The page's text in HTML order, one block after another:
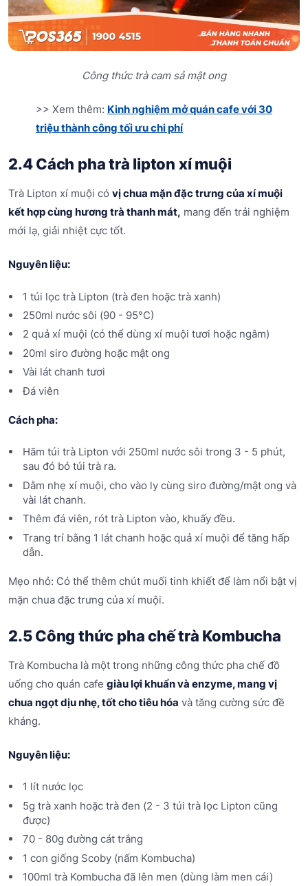
Công thức trà cam sả mật ong
>> Xem thêm: Kinh nghiệm mở quán cafe với 30
triệu thành công tối ưu chi phí
2.4 Cách pha trà lipton xí muội
Trà Lipton xí muội có vị chua mặn đặc trưng của xí muội
kết hợp cùng hương trà thanh mát, mang đến trải nghiệm
mới lạ, giải nhiệt cực tốt.
Nguyên liệu:
1 túi lọc trà Lipton (trà đen hoặc trà xanh)
250ml nước sôi (90 - 95°C)
2 quả xí muội (có thể dùng xí muội tươi hoặc ngâm)
20ml siro đường hoặc mật ong
Vài lát chanh tươi
Đá viên
Cách pha:
Hãm túi trà Lipton với 250ml nước sôi trong 3 - 5 phút,
sau đó bỏ túi trà ra.
Dằm nhẹ xí muội, cho vào ly cùng siro đường/mật ong và
vài lát chanh.
Thêm đá viên, rót trà Lipton vào, khuấy đều.
Trang trí bằng 1 lát chanh hoặc quả xí muội để tăng hấp
dẫn.
Mẹo nhỏ: Có thể thêm chút muối tinh khiết để làm nổi bật vị
mặn chua đặc trưng của xí muội.
2.5 Công thức pha chế trà Kombucha
Trà Kombucha là một trong những công thức pha chế đồ
uống cho quán cafe giàu lợi khuẩn và enzyme, mang vị
chua ngọt dịu nhẹ, tốt cho tiêu hóa và tăng cường sức đề
kháng.
Nguyên liệu:
1 lít nước lọc
5g trà xanh hoặc trà đen (2 - 3 túi trà lọc Lipton cũng
được)
70 - 80g đường cát trắng
1 con giống Scoby (nấm Kombucha)
100ml trà Kombucha đã lên men (dùng làm men cái)